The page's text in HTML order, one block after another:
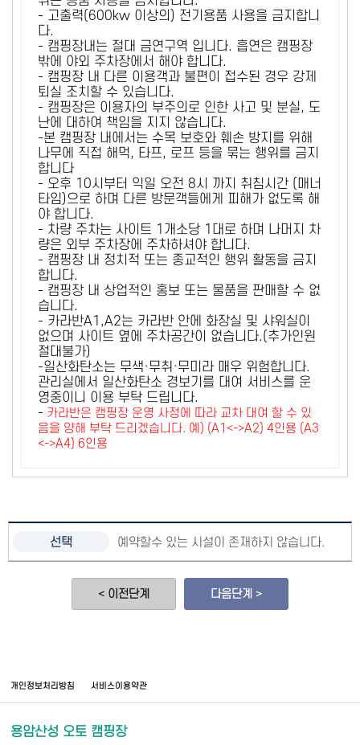
- 고출력(600kw 이상의) 전기용품 사용을 금지합니
다.
- 캠핑장내는 절대 금연구역 입니다. 흡연은 캠핑장
밖에 야외 주차장에서 해야 합니다.
- 캠핑장 내 다른 이용객과 불편이 접수된 경우 강제
퇴실 조치할 수 있습니다.
- 캠핑장은 이용자의 부주의로 인한 사고 및 분실, 도
난에 대하여 책임을 지지 않습니다.
-본 캠핑장 내에서는 수목 보호와 훼손 방지를 위해
나무에 직접 해먹, 타프, 로프 등을 묶는 행위를 금지
합니다
- 오후 10시부터 익일 오전 8시 까지 취침시간 (매너
타임)으로 하며 다른 방문객들에게 피해가 없도록 해
야 합니다.
- 차량 주차는 사이트 1개소당 1대로 하며 나머지 차
량은 외부 주차장에 주차하셔야 합니다.
- 캠핑장 내 정치적 또는 종교적인 행위 활동을 금지
합니다.
- 캠핑장 내 상업적인 홍보 또는 물품을 판매할 수 없
습니다.
- 카라반A1,A2는 카라반 안에 화장실 및 샤워실이
없으며 사이트 옆에 주차공간이 없습니다.(추가인원
절대불가)
-일산화탄소는 무색·무취·무미라 매우 위험합니다.
관리실에서 일산화탄소 경보기를 대여 서비스를 운
영중이니 이용 부탁 드립니다.
- 카라반은 캠핑장 운영 사정에 따라 교차 대여 할 수 있
음을 양해 부탁 드리겠습니다. 예) (A1<->A2) 4인용 (A3
<->A4) 6인용
예약할수 있는 시설이 존재하지 않습니다.
< 이전단계 다음단계 >
개인정보처리방침 서비스이용약관
용암산성 오토 캠핑장